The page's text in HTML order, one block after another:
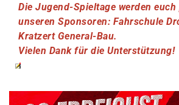
Die Jugend-Spieltage werden
unseren Sponsoren: Fahrschule
Kratzert General-Bau.
Vielen Dank für die Unterstützung!